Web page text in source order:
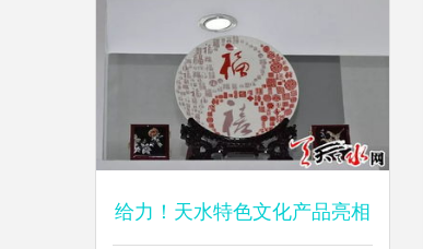
给力！天水特色文化产品亮相